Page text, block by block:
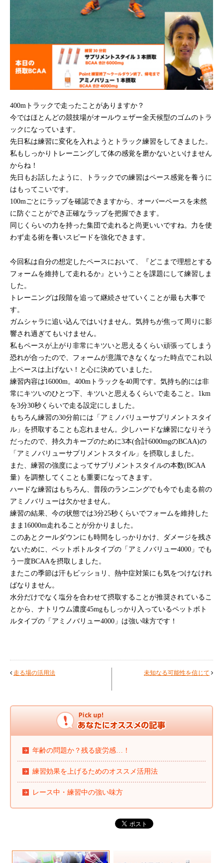
400mトラックで走ったことがありますか？
今ではほとんどの競技場がオールウェザー全天候型のゴムのトラ
ックになっています。
先日私は練習に変化を入れようとトラック練習をしてきました。
私もしっかりトレーニングして体の感覚を磨かないといけません
からね！
先日もお話したように、トラックでの練習はペース感覚を養うに
はもってこいです。
100mごとにラップを確認できますから、オーバーペースを未然
に防ぐことができ正確なラップを把握できます。
同じくらいの力を持った集団で走れると尚更いいですね。力を使
わず走る術を養いスピードを強化できます。
今回私は自分の想定したペースにおいて、『どこまで理想とする
フォームを維持して走れるか』ということを課題にして練習しま
した。
トレーニングは段階を追って継続させていくことが最も大事で
す。
ガムシャラに追い込んではいけません。気持ちが焦って周りに影
響され過ぎてもいけません。
私もペースが上がり非常にキツいと思えるくらい頑張ってしまう
恐れが合ったので、フォームが意識できなくなった時点でこれ以
上ペースは上げない！と心に決めていました。
練習内容は16000m。400mトラックを40周です。気持ち的には非
常にキツいのひとつ下、キツいと思えるくらいで走ること。1km
を3分30秒くらいで走る設定にしました。
もちろん練習の30分前には「アミノバリューサプリメントスタイ
ル」を摂取することも忘れません。少しハードな練習になりそう
だったので、持久力キープのために3本(合計6000mgのBCAA)の
「アミノバリューサプリメントスタイル」を摂取しました。
また、練習の強度によってサプリメントスタイルの本数(BCAA
量）を調整してくことも重要になってきます。
ハードな練習はもちろん、普段のランニングでも今でも走る前の
アミノバリューは欠かせません。
練習の結果、今の状態では3分25秒くらいでフォームを維持した
まま16000m走れることが分かりました。
このあとクールダウンにも時間をしっかりかけ、ダメージを残さ
ないために、ペットボトルタイプの「アミノバリュー4000」でも
う一度BCAAを摂取しました。
またこの季節は汗もビッショリ、熱中症対策にも気をつけなけれ
ばなりません。
水分だけでなく塩分を合わせて摂取することが推奨されているこ
とから、ナトリウム濃度45mgもしっかり入っているペットボト
ルタイプの「アミノバリュー4000」は強い味方です！
走る場の活用法 未知なる可能性を信じて
年齢の問題か？残る疲労感…！
練習効果を上げるためのオススメ活用法
レース中・練習中の強い味方